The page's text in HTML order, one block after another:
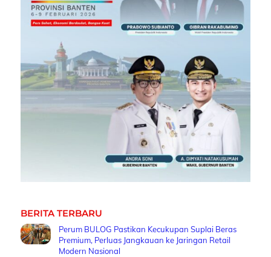
BERITA TERBARU
Perum BULOG Pastikan Kecukupan Suplai Beras
Premium, Perluas Jangkauan ke Jaringan Retail
Modern Nasional